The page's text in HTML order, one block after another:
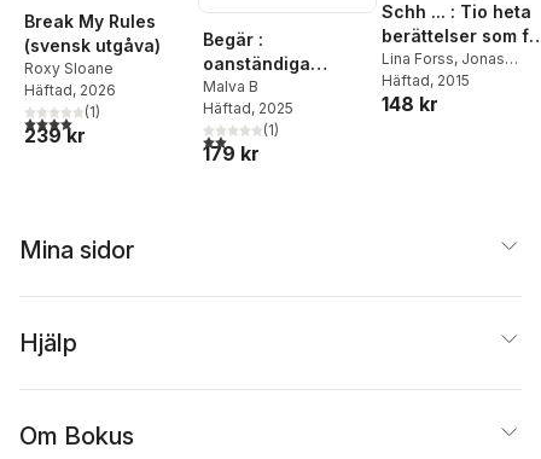
Break My Rules
(svensk utgåva)
Roxy Sloane
Häftad, 2026
4,0utav 5 stjärnor. Totalt antal röster:
(1)
239 kr
Begär :
oanständiga
berättelser
Malva B
Häftad, 2025
2,0utav 5 stjärnor. Totalt antal röster:
(1)
179 kr
Schh ... : Tio heta
berättelser som
dig att längta
Lina Forss, Jonas
Cornell,Johanna
Narberg
Häftad, 2015
148 kr
Mina sidor
Hjälp
Om Bokus